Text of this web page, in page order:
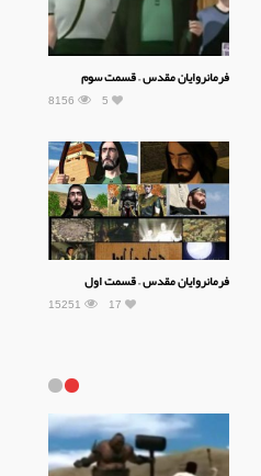
فرمانروایان مقدس – قسمت سوم
8156 5
فرمانروایان مقدس – قسمت اول
15251 17